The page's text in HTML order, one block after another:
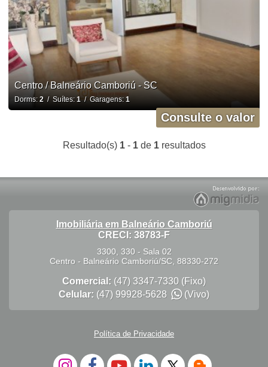
Centro / Balneário Camboriú - SC
Dorms: 2/ Suítes: 1/ Garagens: 1
Consulte o valor
Resultado(s) 1- 1de 1resultados
Imobiliária em Balneário Camboriú
CRECI: 38783-F
3300, 330 - Sala 02
Centro - Balneário Camboriú/SC 88330-272
Comercial: (47) 3347-7330 (Fixo)
Celular: (47) 99928-5628 (Vivo)
Política de Privacidade